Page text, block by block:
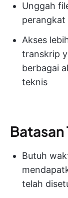
Unggah
perangkat
Akses
transkrip
berbagai
teknis
Butuh
telah